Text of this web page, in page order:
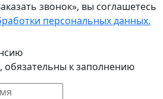
звонок», вы соглашетесь
персональных данных.
к заполнению